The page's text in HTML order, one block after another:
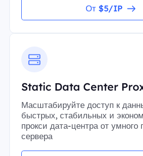
От $5/IP
Static Data Center
Масштабируйте доступ к
быстрых, стабильных и
прокси дата-центра от умного
сервера